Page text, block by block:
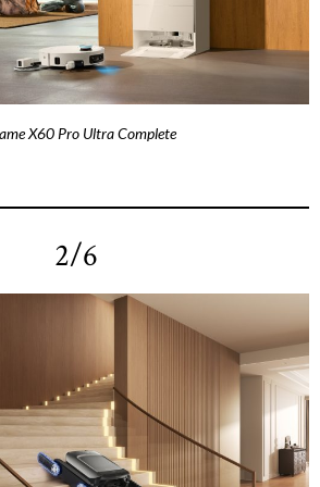
X60 Pro Ultra Complete
2/6